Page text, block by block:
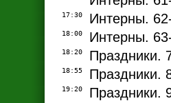
17:30 Интерны.
18:00 Интерны.
18:20 Праздники.
18:55 Праздники.
19:20 Праздники.